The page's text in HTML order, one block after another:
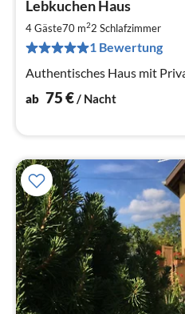
Lebkuchen Haus
4 Gäste70 m22 Schlafzimmer
1 Bewertung
Authentisches Haus mit
ab 75€/ Nacht